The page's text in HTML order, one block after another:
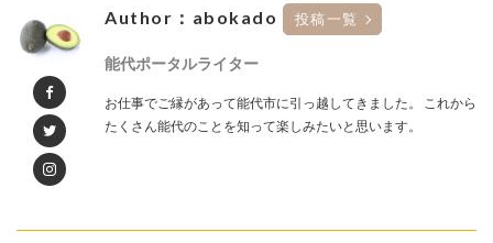
Author：abokado 投稿一覧
能代ポータルライター
お仕事でご縁があって能代市に引っ越してきました。 これから
たくさん能代のことを知って楽しみたいと思います。